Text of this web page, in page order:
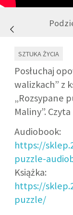
SZTUKA ŻYCIA
Posłuchaj
walizkach” z
„Rozsypane
Maliny”.
Audiobook:
https://
puzzle-
Książka:
https://
puzzle/